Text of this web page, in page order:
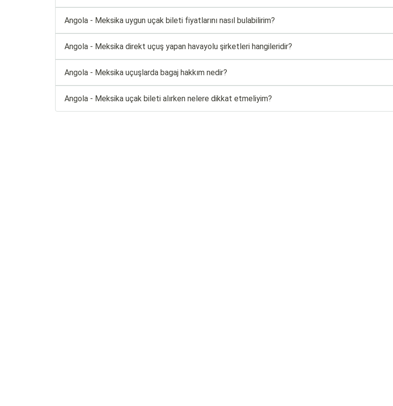
Angola - Meksika uygun uçak bileti fiyatlarını nasıl bulabilirim?
Angola - Meksika direkt uçuş yapan havayolu şirketleri hangileridir?
Angola - Meksika uçuşlarda bagaj hakkım nedir?
Angola - Meksika uçak bileti alırken nelere dikkat etmeliyim?